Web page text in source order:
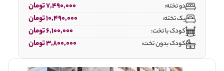
دو تخته: 7,490,000 تومان
یک تخته: 10,490,000 تومان
کودک با تخت: 6,100,000 تومان
کودک بدون تخت: 3,800,000 تومان